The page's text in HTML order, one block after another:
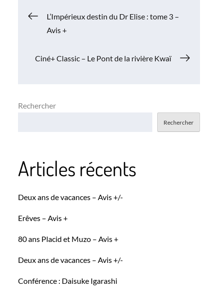
Navigation
L’Impérieux destin du Dr Elise : tome 3 –
Avis +
Ciné+ Classic – Le Pont de la rivière Kwaï
Rechercher
Rechercher
Articles récents
Deux ans de vacances – Avis +/-
Erêves – Avis +
80 ans Placid et Muzo – Avis +
Deux ans de vacances – Avis +/-
Conférence : Daisuke Igarashi